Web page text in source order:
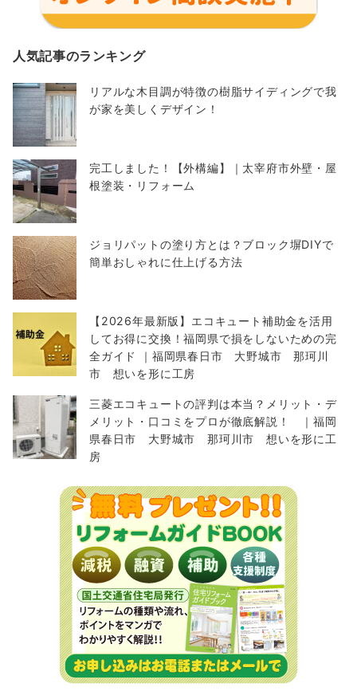
人気記事のランキング
リアルな木目調が特徴の樹脂サイディングで我
が家を美しくデザイン！
完工しました！【外構編】｜太宰府市外壁・屋
根塗装・リフォーム
ジョリパットの塗り方とは？ブロック塀DIYで
簡単おしゃれに仕上げる方法
【2026年最新版】エコキュート補助金を活用
してお得に交換！福岡県で損をしないための完
全ガイド ｜福岡県春日市 大野城市 那珂川
市 想いを形に工房
三菱エコキュートの評判は本当？メリット・デ
メリット・口コミをプロが徹底解説！ ｜福岡
県春日市 大野城市 那珂川市 想いを形に工
房